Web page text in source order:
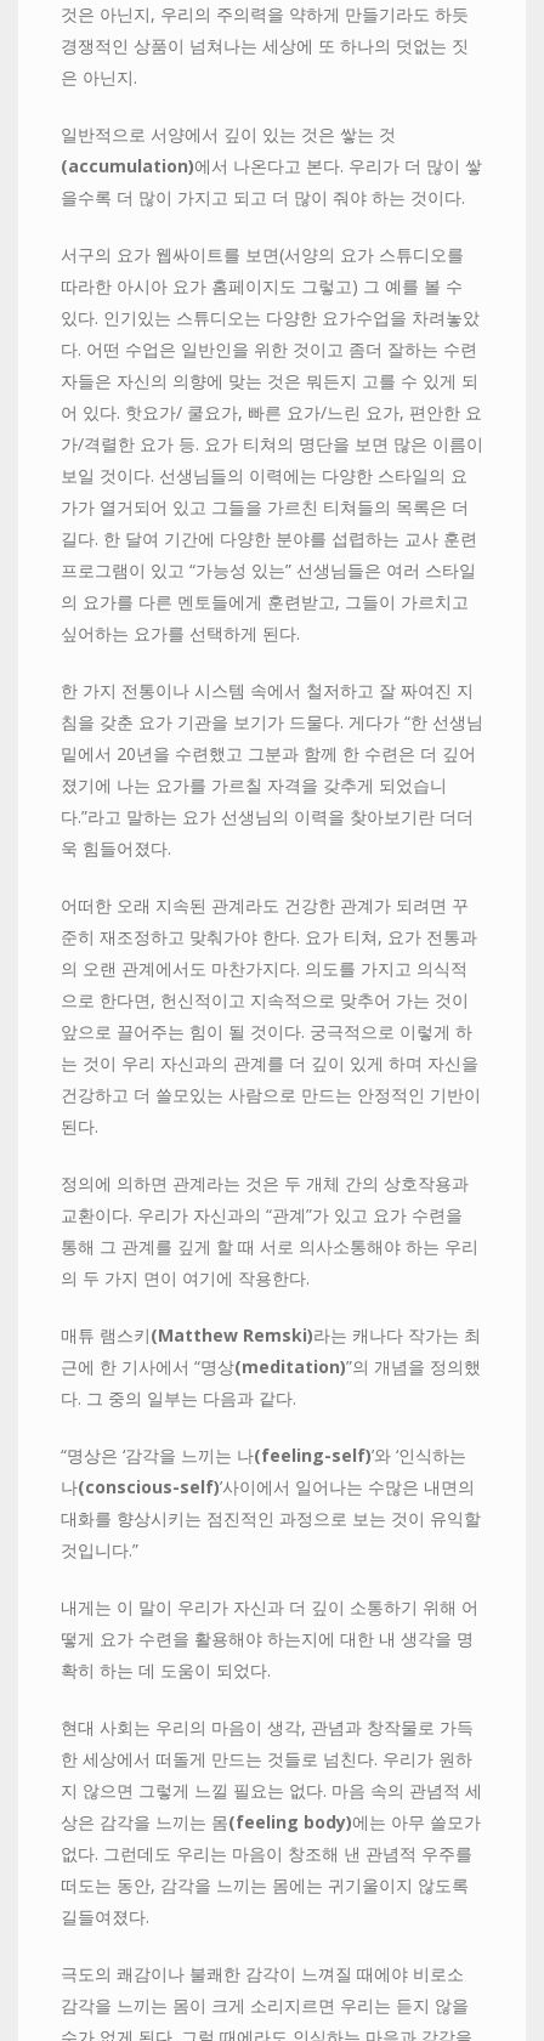
것은 아닌지, 우리의 주의력을 약하게 만들기라도 하듯
경쟁적인 상품이 넘쳐나는 세상에 또 하나의 덧없는 짓
은 아닌지.
일반적으로 서양에서 깊이 있는 것은 쌓는 것
(accumulation)에서 나온다고 본다. 우리가 더 많이 쌓
을수록 더 많이 가지고 되고 더 많이 줘야 하는 것이다.
서구의 요가 웹싸이트를 보면(서양의 요가 스튜디오를
따라한 아시아 요가 홈페이지도 그렇고) 그 예를 볼 수
있다. 인기있는 스튜디오는 다양한 요가수업을 차려놓았
다. 어떤 수업은 일반인을 위한 것이고 좀더 잘하는 수련
자들은 자신의 의향에 맞는 것은 뭐든지 고를 수 있게 되
어 있다. 핫요가/ 쿨요가, 빠른 요가/느린 요가, 편안한 요
가/격렬한 요가 등. 요가 티쳐의 명단을 보면 많은 이름이
보일 것이다. 선생님들의 이력에는 다양한 스타일의 요
가가 열거되어 있고 그들을 가르친 티쳐들의 목록은 더
길다. 한 달여 기간에 다양한 분야를 섭렵하는 교사 훈련
프로그램이 있고 “가능성 있는” 선생님들은 여러 스타일
의 요가를 다른 멘토들에게 훈련받고, 그들이 가르치고
싶어하는 요가를 선택하게 된다.
한 가지 전통이나 시스템 속에서 철저하고 잘 짜여진 지
침을 갖춘 요가 기관을 보기가 드물다. 게다가 “한 선생님
밑에서 20년을 수련했고 그분과 함께 한 수련은 더 깊어
졌기에 나는 요가를 가르칠 자격을 갖추게 되었습니
다.”라고 말하는 요가 선생님의 이력을 찾아보기란 더더
욱 힘들어졌다.
어떠한 오래 지속된 관계라도 건강한 관계가 되려면 꾸
준히 재조정하고 맞춰가야 한다. 요가 티쳐, 요가 전통과
의 오랜 관계에서도 마찬가지다. 의도를 가지고 의식적
으로 한다면, 헌신적이고 지속적으로 맞추어 가는 것이
앞으로 끌어주는 힘이 될 것이다. 궁극적으로 이렇게 하
는 것이 우리 자신과의 관계를 더 깊이 있게 하며 자신을
건강하고 더 쓸모있는 사람으로 만드는 안정적인 기반이
된다.
정의에 의하면 관계라는 것은 두 개체 간의 상호작용과
교환이다. 우리가 자신과의 “관계”가 있고 요가 수련을
통해 그 관계를 깊게 할 때 서로 의사소통해야 하는 우리
의 두 가지 면이 여기에 작용한다.
매튜 램스키(Matthew Remski)라는 캐나다 작가는 최
근에 한 기사에서 “명상(meditation)”의 개념을 정의했
다. 그 중의 일부는 다음과 같다.
“명상은 ‘감각을 느끼는 나(feeling-self)’와 ‘인식하는
나(conscious-self)’사이에서 일어나는 수많은 내면의
대화를 향상시키는 점진적인 과정으로 보는 것이 유익할
것입니다.”
내게는 이 말이 우리가 자신과 더 깊이 소통하기 위해 어
떻게 요가 수련을 활용해야 하는지에 대한 내 생각을 명
확히 하는 데 도움이 되었다.
현대 사회는 우리의 마음이 생각, 관념과 창작물로 가득
한 세상에서 떠돌게 만드는 것들로 넘친다. 우리가 원하
지 않으면 그렇게 느낄 필요는 없다. 마음 속의 관념적 세
상은 감각을 느끼는 몸(feeling body)에는 아무 쓸모가
없다. 그런데도 우리는 마음이 창조해 낸 관념적 우주를
떠도는 동안, 감각을 느끼는 몸에는 귀기울이지 않도록
길들여졌다.
극도의 쾌감이나 불쾌한 감각이 느껴질 때에야 비로소
감각을 느끼는 몸이 크게 소리지르면 우리는 듣지 않을